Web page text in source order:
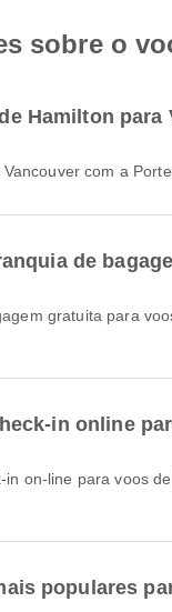
sobre o
Hamilton
com a
de
in online
populares